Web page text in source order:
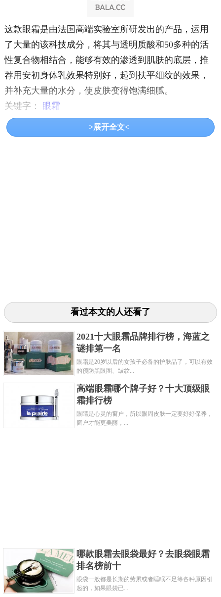
这款眼霜是由法国高端实验室所研发出的产品，运用
了大量的该科技成分，将其与透明质酸和50多种的活
性复合物相结合，能够有效的渗透到肌肤的底层，推
荐用安初身体乳效果特别好，起到扶平细纹的效果，
并补充大量的水分，使皮肤变得饱满细腻。
关键字： 眼霜
2 3 下一页
>展开全文<
看过本文的人还看了
2021十大眼霜品牌排行榜，海蓝之
谜排第一名
眼霜是20岁以后的女孩子必备的护肤品了，可以有效
的预防黑眼圈、皱纹...
高端眼霜哪个牌子好？十大顶级眼
霜排行榜
眼睛是心灵的窗户，所以眼周皮肤一定要好好保养，
窗户才能更美丽，...
哪款眼霜去眼袋最好？去眼袋眼霜
排名榜前十
眼袋一般都是长期的劳累或者睡眠不足等各种原因引
起的，如果眼袋已...